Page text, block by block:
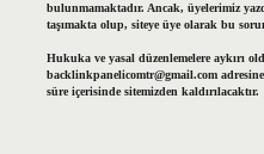
bulunmamaktadır. Ancak, üyelerimiz
taşımakta olup, siteye üye olarak bu
Hukuka ve yasal düzenlemelere aykırı
backlinkpanelicomtr@gmail.com
süre içerisinde sitemizden kaldırılacaktır.